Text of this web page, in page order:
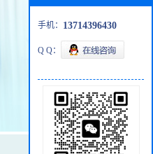
手机： 13714396430
Q Q：